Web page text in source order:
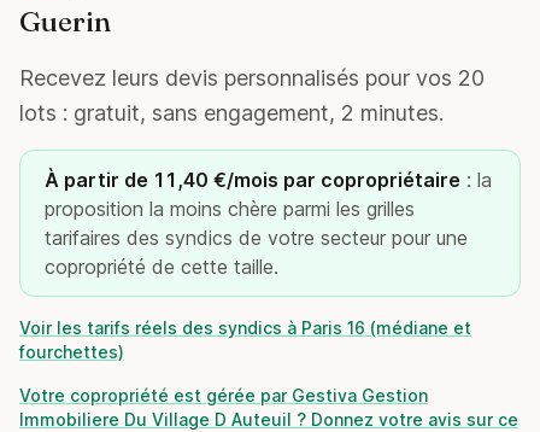
Guerin
Recevez leurs devis personnalisés pour vos 20
lots : gratuit, sans engagement, 2 minutes.
À partir de 11,40 €/mois par copropriétaire : la
proposition la moins chère parmi les grilles
tarifaires des syndics de votre secteur pour une
copropriété de cette taille.
Voir les tarifs réels des syndics à Paris 16 (médiane et
fourchettes)
Votre copropriété est gérée par Gestiva Gestion
Immobiliere Du Village D Auteuil ? Donnez votre avis sur ce